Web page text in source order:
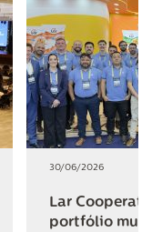
30/06/2026
Lar
portfólio